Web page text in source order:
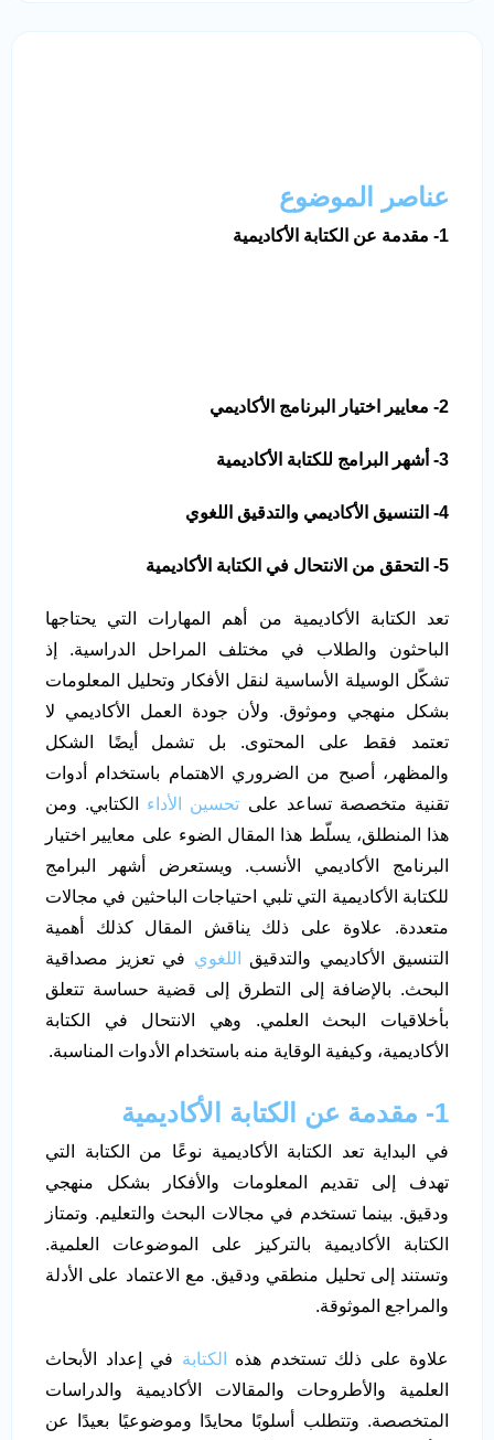
عناصر الموضوع
1- مقدمة عن الكتابة الأكاديمية
2- معايير اختيار البرنامج الأكاديمي
3- أشهر البرامج للكتابة الأكاديمية
4- التنسيق الأكاديمي والتدقيق اللغوي
5- التحقق من الانتحال في الكتابة الأكاديمية
تعد الكتابة الأكاديمية من أهم المهارات التي يحتاجها
الباحثون والطلاب في مختلف المراحل الدراسية. إذ
تشكّل الوسيلة الأساسية لنقل الأفكار وتحليل المعلومات
بشكل منهجي وموثوق. ولأن جودة العمل الأكاديمي لا
تعتمد فقط على المحتوى. بل تشمل أيضًا الشكل
والمظهر، أصبح من الضروري الاهتمام باستخدام أدوات
تقنية متخصصة تساعد على تحسين الأداء الكتابي. ومن
هذا المنطلق، يسلّط هذا المقال الضوء على معايير اختيار
البرنامج الأكاديمي الأنسب. ويستعرض أشهر البرامج
للكتابة الأكاديمية التي تلبي احتياجات الباحثين في مجالات
متعددة. علاوة على ذلك يناقش المقال كذلك أهمية
التنسيق الأكاديمي والتدقيق
اللغوي في تعزيز مصداقية
البحث. بالإضافة إلى التطرق إلى قضية حساسة تتعلق
بأخلاقيات البحث العلمي. وهي الانتحال في الكتابة
الأكاديمية، وكيفية الوقاية منه باستخدام الأدوات المناسبة.
1- مقدمة عن الكتابة الأكاديمية
في البداية تعد الكتابة الأكاديمية نوعًا من الكتابة التي
تهدف إلى تقديم المعلومات والأفكار بشكل منهجي
ودقيق. بينما تستخدم في مجالات البحث والتعليم. وتمتاز
الكتابة الأكاديمية بالتركيز على الموضوعات العلمية.
وتستند إلى تحليل منطقي ودقيق. مع الاعتماد على الأدلة
والمراجع الموثوقة.
علاوة على ذلك تستخدم هذه الكتابة في إعداد الأبحاث
العلمية والأطروحات والمقالات الأكاديمية والدراسات
المتخصصة. وتتطلب أسلوبًا محايدًا وموضوعيًا بعيدًا عن